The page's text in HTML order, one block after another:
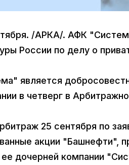
/АРКА/. АФК
России по делу о
является
в четверг в
25 сентября по
акции
дочерней компании